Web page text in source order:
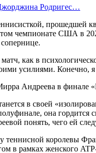
Родригес…
прошедшей
чемпионате США в
как в
усилиями. Конечно,
в своей
она
понять, чего ей
королевы
в рамках женского